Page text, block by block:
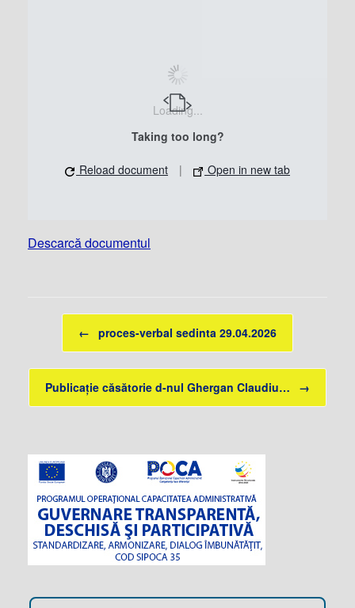
Loading...
Taking too long?
Reload document | Open in new tab
Descarcă documentul
← proces-verbal sedinta 29.04.2026
Publicație căsătorie d-nul Ghergan Claudiu… →